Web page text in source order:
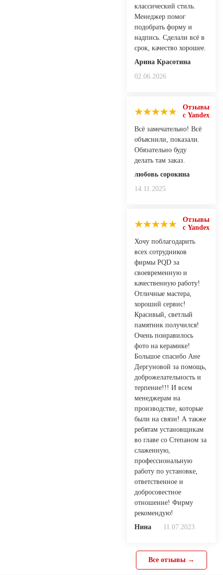
классический стиль.
Менеджер помог
подобрать форму и
надпись. Сделали всё в
срок, качество хорошее.
Арина Красотина
02.06.2026
Отзывы
с Yandex
Всё замечательно! Всё
объяснили, показали.
Обязательно буду
делать там заказ.
любовь сорокина
14.11.2025
Отзывы
с Yandex
Хочу поблагодарить
всех сотрудников
фирмы PQD за
своевременную и
качественную работу!
Отличные мастера,
хороший сервис!
Красивый, светлый
памятник получился!
Очень понравилось
фото на керамике!
Большое спасибо Ане
Дергуновой за помощь,
доброжелательность и
терпение!!! И всем
менеджерам на
производстве, которые
были на связи! А также
ребятам установщикам
во главе со Степаном за
слаженную,
профессиональную
работу по установке,
ответственное и
добросовестное
отношение! Фирму
рекомендую!
Нина
11.07.2023
Все отзывы →